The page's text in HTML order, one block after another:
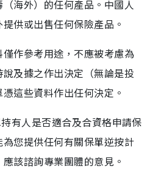
海外）的任何產品。中國人
供或出售任何保險產品。
作參考用途，不應被考慮為
及據之作出決定（無論是投
這些資料作出任何決定。
有人是否適合及合資格申請保
您提供任何有關保單逆按計
該諮詢專業團體的意見。